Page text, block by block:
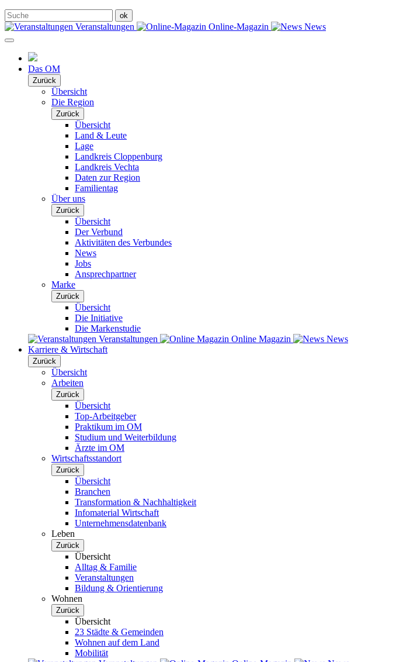
Veranstaltungen Online-Magazin News
Das OM
Zurück
Übersicht
Die Region
Zurück
Übersicht
Land & Leute
Lage
Landkreis Cloppenburg
Landkreis Vechta
Daten zur Region
Familientag
Über uns
Zurück
Übersicht
Der Verbund
Aktivitäten des Verbundes
News
Jobs
Ansprechpartner
Marke
Zurück
Übersicht
Die Initiative
Die Markenstudie
Veranstaltungen
Online Magazin
News
Karriere & Wirtschaft
Zurück
Übersicht
Arbeiten
Zurück
Übersicht
Top-Arbeitgeber
Praktikum im OM
Studium und Weiterbildung
Ärzte im OM
Wirtschaftsstandort
Zurück
Übersicht
Branchen
Transformation & Nachhaltigkeit
Infomaterial Wirtschaft
Unternehmensdatenbank
Leben
Zurück
Übersicht
Alltag & Familie
Veranstaltungen
Bildung & Orientierung
Wohnen
Zurück
Übersicht
23 Städte & Gemeinden
Wohnen auf dem Land
Mobilität